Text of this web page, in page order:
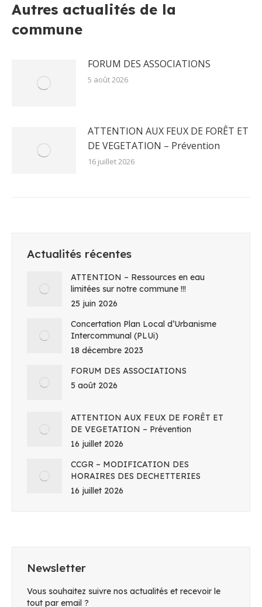
Autres actualités de la
commune
FORUM DES ASSOCIATIONS
5 août 2026
ATTENTION AUX FEUX DE FORÊT ET
DE VEGETATION – Prévention
16 juillet 2026
Actualités récentes
ATTENTION – Ressources en eau
limitées sur notre commune !!!
25 juin 2026
Concertation Plan Local d’Urbanisme
Intercommunal (PLUi)
18 décembre 2023
FORUM DES ASSOCIATIONS
5 août 2026
ATTENTION AUX FEUX DE FORÊT ET
DE VEGETATION – Prévention
16 juillet 2026
CCGR – MODIFICATION DES
HORAIRES DES DECHETTERIES
16 juillet 2026
Newsletter
Vous souhaitez suivre nos actualités et recevoir le
tout par email ?